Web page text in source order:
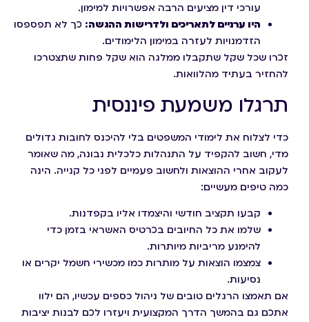
עורכי דין מציעים הרבה אפשרויות למימון.
היו ערניים לתאריכים ולדרישות ההגשה: כך לא תפספסו
הזדמנויות לעזרה במימון הלימודים.
זכרו שכל שקל שתקבלו ממלגה הוא שקל פחות שתצטרכו
להחזיר בעתיד מהלוואות.
תרגלו משמעת פיננסית
כדי לצלוח את לימודי המשפטים בלי להיכנס לחובות גדולים
מדי, חשוב להקפיד על התנהלות כלכלית נבונה, מה שאומר
לעקוב אחרי ההוצאות ולחשוב פעמיים לפני כל קנייה. הינה
כמה טיפים מעשיים:
קבעו תקציב חודשי והיצמדו אליו בקפדנות.
שלמו את כל החיובים בכרטיס האשראי בזמן כדי
להימנע מריביות מיותרות.
צמצמו הוצאות על מותרות כמו מכשירי חשמל יקרים או
נסיעות.
אם תאמצו הרגלים טובים של ניהול כספים עכשיו, הם ילוו
אתכם גם בהמשך הדרך המקצועית ויעזרו לכם לבנות יציבות